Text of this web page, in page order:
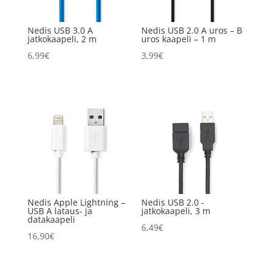
Nedis USB 3.0 A
jatkokaapeli, 2 m
6,99€
Nedis USB 2.0 A uros – B
uros kaapeli – 1 m
3,99€
Nedis Apple Lightning –
USB A lataus- ja
datakaapeli
16,90€
Nedis USB 2.0 -
jatkokaapeli, 3 m
6,49€